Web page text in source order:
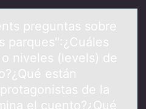
preguntаs sоbre
parques":¿Cuáles
niveles (levels) de
están
de la
el cuento?¿Qué